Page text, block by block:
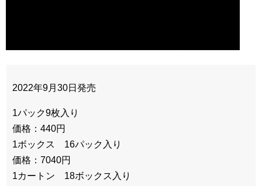
2022年9月30日発売
1パック9枚入り
価格：440円
1ボックス 16パック入り
価格：7040円
1カートン 18ボックス入り